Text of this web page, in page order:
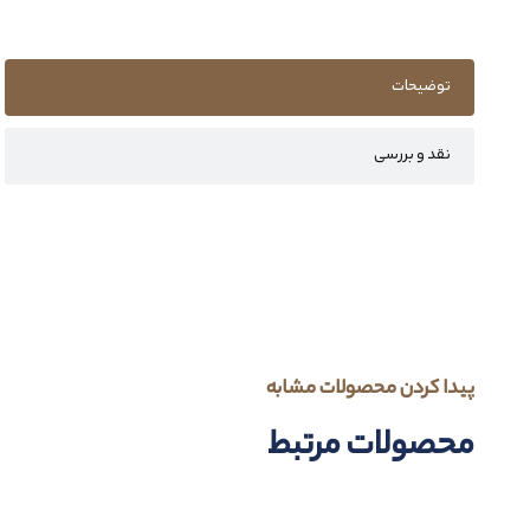
توضیحات
نقد و بررسی
پیدا کردن محصولات مشابه
محصولات مرتبط